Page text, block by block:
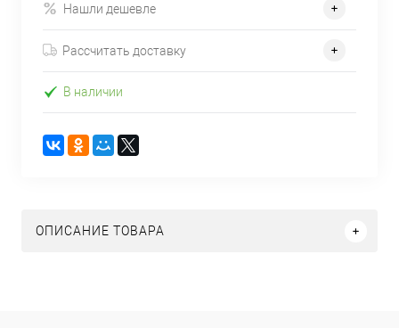
Нашли дешевле
Рассчитать доставку
В наличии
ОПИСАНИЕ ТОВАРА